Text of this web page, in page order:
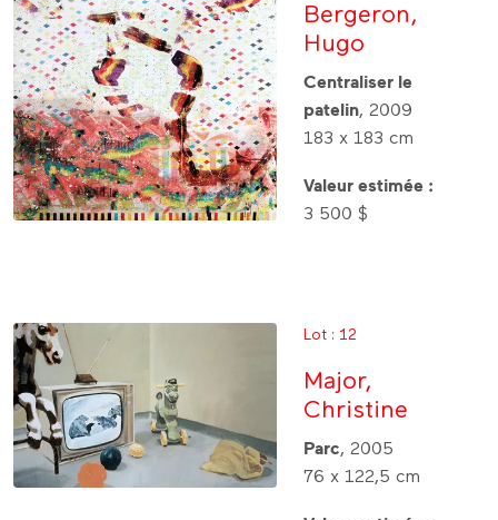
Bergeron,
Hugo
Centraliser le
patelin, 2009
183 x 183 cm
Valeur estimée :
3 500 $
Lot : 12
Major,
Christine
Parc, 2005
76 x 122,5 cm